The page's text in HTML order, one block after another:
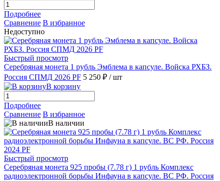
Подробнее
Сравнение В избранное
Недоступно
Быстрый просмотр
Серебряная монета 1 рубль Эмблема в капсуле. Войска РХБЗ.
Россия СПМД 2026 PF 5 250 ₽ / шт
В корзину
Подробнее
Сравнение В избранное
В наличии
Быстрый просмотр
Серебряная монета 925 пробы (7.78 г) 1 рубль Комплекс
радиоэлектронной борьбы Инфауна в капсуле. ВС РФ. Россия